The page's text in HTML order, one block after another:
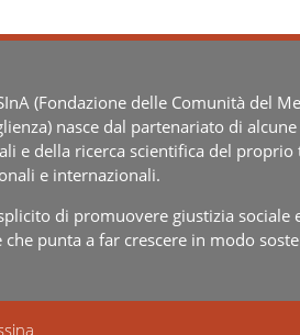
(Fondazione delle Comunità del
nasce dal partenariato di
e della ricerca scientifica del
e internazionali.
di promuovere giustizia
punta a far crescere in modo